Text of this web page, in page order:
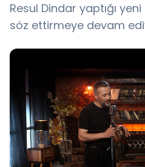
Resul Dindar yaptığı
söz ettirmeye devam